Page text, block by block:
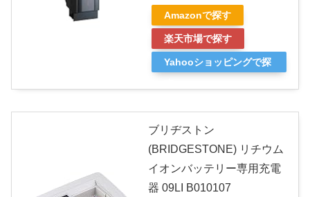
Amazonで探す
楽天市場で探す
Yahooショッピングで探
ブリヂストン
(BRIDGESTONE) リチウム
イオンバッテリー専用充電
器 09LI B010107